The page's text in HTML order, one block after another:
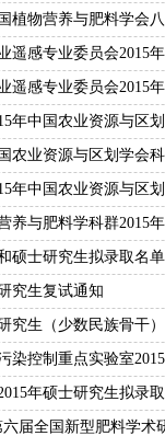
植物营养与肥料学会
遥感专业委员会2015
遥感专业委员会2015
年中国农业资源与区
农业资源与区划学会
年中国农业资源与区
养与肥料学科群2015
硕士研究生拟录取名单
究生复试通知
究生（少数民族骨干
染控制重点实验室
年硕士研究生拟录
六届全国新型肥料学术